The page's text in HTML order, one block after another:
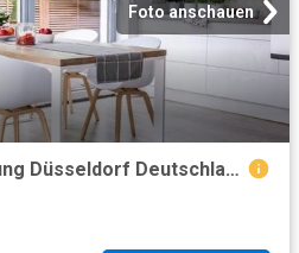
Foto anschauen
3 Schlafzimmer Wohnung Düsseldorf Deutschland 89987461